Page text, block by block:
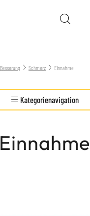
Besserung Schmerz Einnahme
Kategorienavigation
Einnahme